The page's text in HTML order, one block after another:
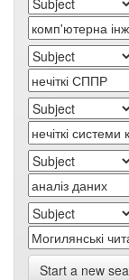
Start a new